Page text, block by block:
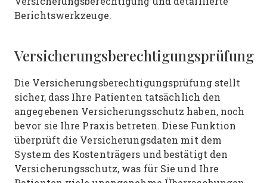
Berichtswerkzeuge.
Versicherungsberechtigungsprüfung
Die Versicherungsberechtigungsprüfung stellt
sicher, dass Ihre Patienten tatsächlich den
angegebenen Versicherungsschutz haben, noch
bevor sie Ihre Praxis betreten. Diese Funktion
überprüft die Versicherungsdaten mit dem
System des Kostenträgers und bestätigt den
Versicherungsschutz, was für Sie und Ihre